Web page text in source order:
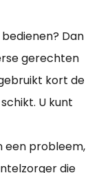
Dan
gerechten
kort de
U kunt
een probleem,
die